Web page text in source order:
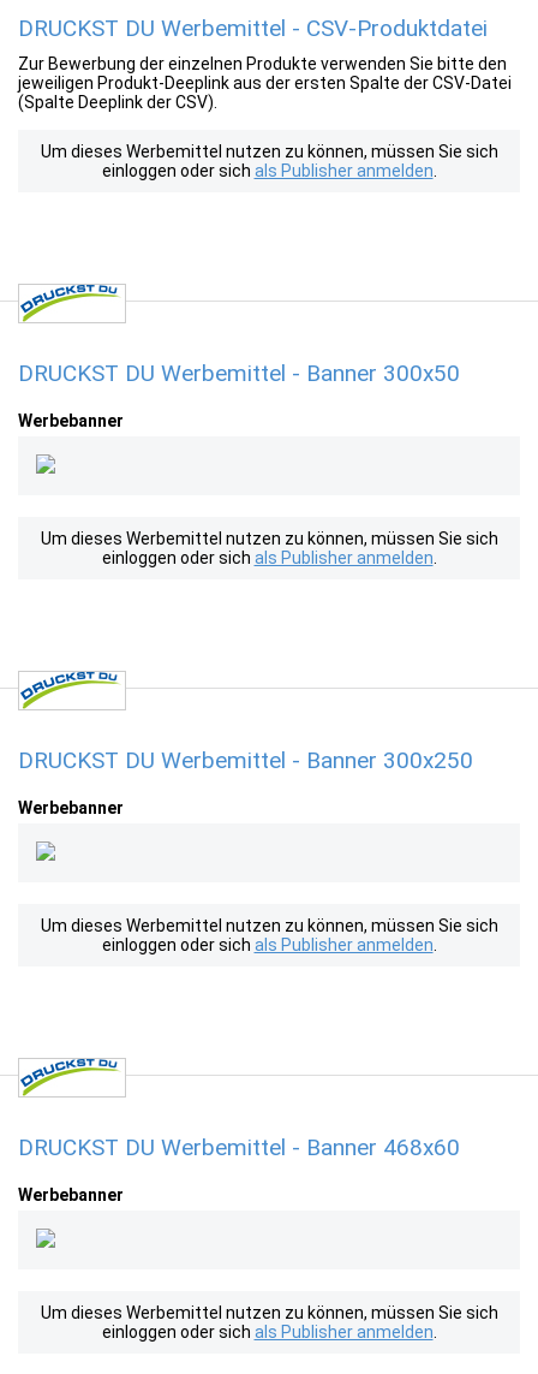
DRUCKST DU Werbemittel - CSV-Produktdatei
Zur Bewerbung der einzelnen Produkte verwenden Sie bitte den
jeweiligen Produkt-Deeplink aus der ersten Spalte der CSV-Datei
(Spalte Deeplink der CSV).
Um dieses Werbemittel nutzen zu können, müssen Sie sich
einloggen oder sich als Publisher anmelden
DRUCKST DU Werbemittel - Banner 300x50
Werbebanner
Um dieses Werbemittel nutzen zu können, müssen Sie sich
einloggen oder sich als Publisher anmelden
DRUCKST DU Werbemittel - Banner 300x250
Werbebanner
Um dieses Werbemittel nutzen zu können, müssen Sie sich
einloggen oder sich als Publisher anmelden
DRUCKST DU Werbemittel - Banner 468x60
Werbebanner
Um dieses Werbemittel nutzen zu können, müssen Sie sich
einloggen oder sich als Publisher anmelden